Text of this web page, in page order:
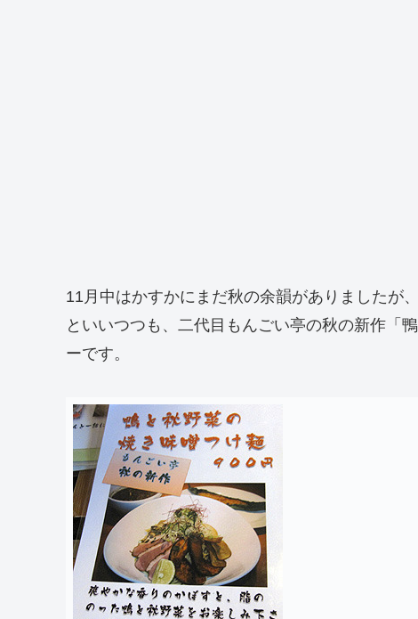
11月中はかすかにまだ秋の余韻がありましたが
といいつつも、二代目もんごい亭の秋の新作「
ーです。